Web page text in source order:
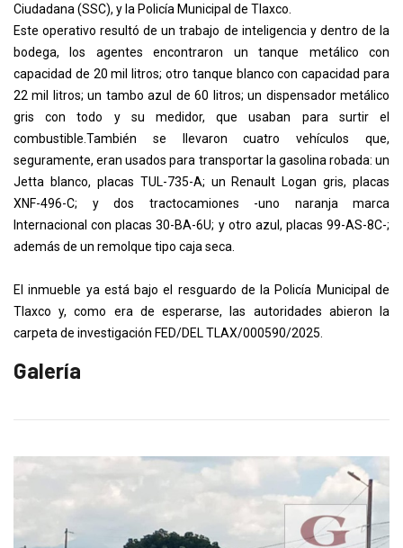
Ciudadana (SSC), y la Policía Municipal de Tlaxco.
Este operativo resultó de un trabajo de inteligencia y dentro de la
bodega, los agentes encontraron un tanque metálico con
capacidad de 20 mil litros; otro tanque blanco con capacidad para
22 mil litros; un tambo azul de 60 litros; un dispensador metálico
gris con todo y su medidor, que usaban para surtir el
combustible.También se llevaron cuatro vehículos que,
seguramente, eran usados para transportar la gasolina robada: un
Jetta blanco, placas TUL-735-A; un Renault Logan gris, placas
XNF-496-C; y dos tractocamiones -uno naranja marca
Internacional con placas 30-BA-6U; y otro azul, placas 99-AS-8C-;
además de un remolque tipo caja seca.
El inmueble ya está bajo el resguardo de la Policía Municipal de
Tlaxco y, como era de esperarse, las autoridades abieron la
carpeta de investigación FED/DEL TLAX/000590/2025.
Galería